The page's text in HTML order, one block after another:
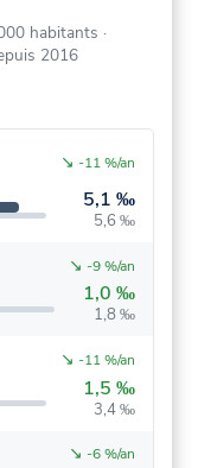
habitants ·
2016
5,1 ‰
5,6 ‰
↘ -11 %/an
1,0 ‰
1,8 ‰
↘ -9 %/an
1,5 ‰
3,4 ‰
↘ -11 %/an
↘ -6 %/an